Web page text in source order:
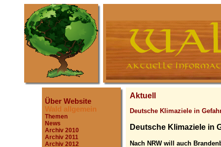
Über Website
Wald allgemein
Themen
News
Archiv 2010
Archiv 2011
Archiv 2012
Aktuell
Deutsche Klimaziele in
Deutsche Klimaziele in
Nach NRW will auch